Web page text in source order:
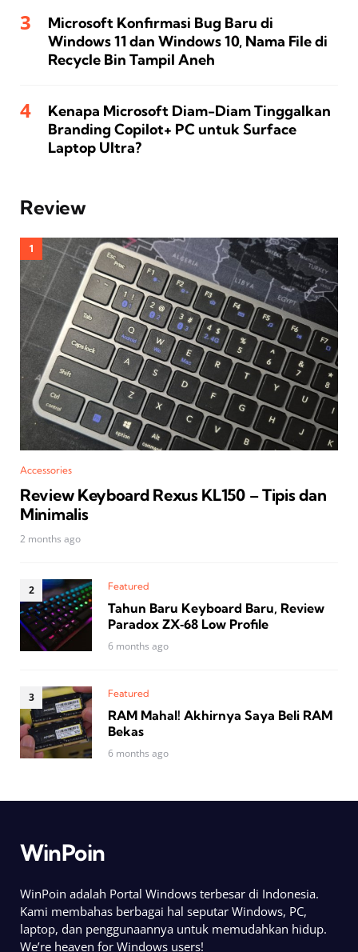
Microsoft Konfirmasi Bug Baru di
Windows 11 dan Windows 10, Nama File di
Recycle Bin Tampil Aneh
Kenapa Microsoft Diam-Diam Tinggalkan
Branding Copilot+ PC untuk Surface
Laptop Ultra?
Review
Accessories
Review Keyboard Rexus KL150 – Tipis dan
Minimalis
2 months ago
Featured
Tahun Baru Keyboard Baru, Review
Paradox ZX‑68 Low Profile
6 months ago
Featured
RAM Mahal! Akhirnya Saya Beli RAM
Bekas
6 months ago
WinPoin
WinPoin adalah Portal Windows terbesar di Indonesia.
Kami membahas berbagai hal seputar Windows, PC,
laptop, dan penggunaannya untuk memudahkan hidup.
We’re heaven for Windows users!